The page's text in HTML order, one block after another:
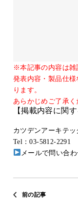
※本記事の内容は雑
発表内容・製品仕
ります。
あらかじめご了承く
【掲載内容に関
カツデンアーキテ
Tel：03-5812-
メールで問い合
前の記事